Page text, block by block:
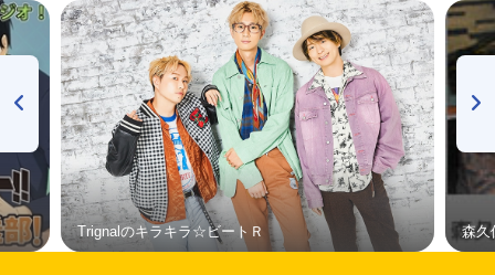
Trignalのキラキラ☆ビートＲ 森久